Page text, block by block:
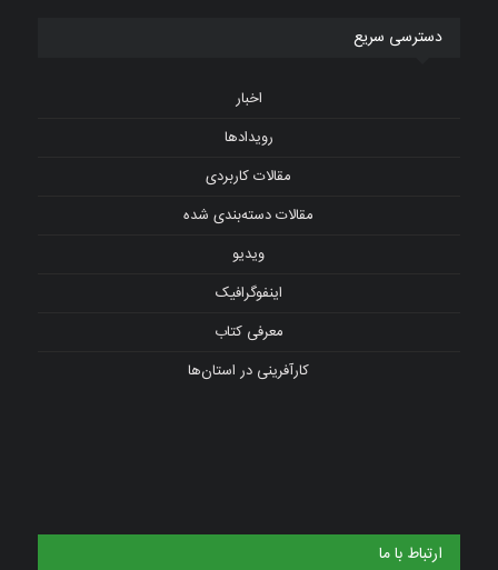
دسترسی سریع
اخبار
رویدادها
مقالات کاربردی
مقالات دسته‌بندی شده
ویدیو
اینفوگرافیک
معرفی کتاب
کارآفرینی در استان‌ها
ارتباط با ما